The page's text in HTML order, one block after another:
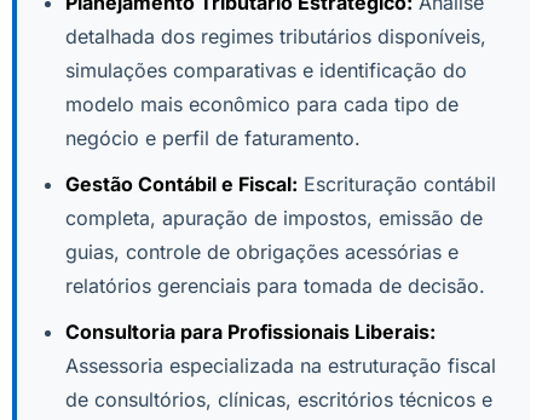
detalhada dos regimes tributários disponíveis,
simulações comparativas e identificação do
modelo mais econômico para cada tipo de
negócio e perfil de faturamento.
Gestão Contábil e Fiscal: Escrituração contábil
completa, apuração de impostos, emissão de
guias, controle de obrigações acessórias e
relatórios gerenciais para tomada de decisão.
Consultoria para Profissionais Liberais:
Assessoria especializada na estruturação fiscal
de consultórios, clínicas, escritórios técnicos e